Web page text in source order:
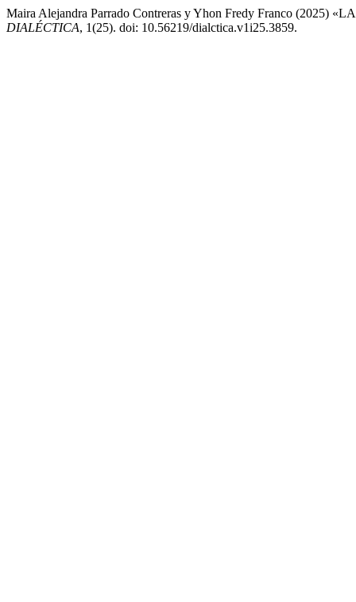
Maira Alejandra Parrado Contreras y Yhon Fredy Franco
DIALÉCTICA, 1(25). doi: 10.56219/dialctica.v1i25.3859.